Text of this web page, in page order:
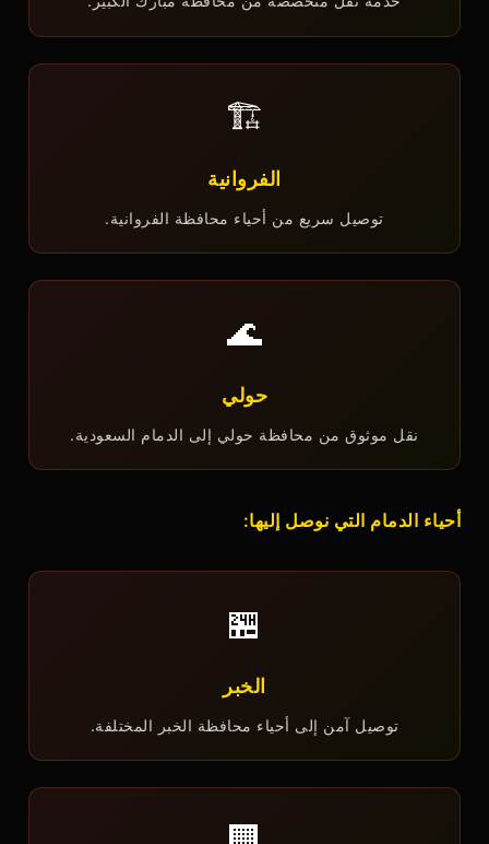
🏗️
الفروانية
توصيل سريع من أحياء محافظة الفروانية.
🌊
حولي
نقل موثوق من محافظة حولي إلى الدمام السعودية.
أحياء الدمام التي نوصل إليها:
🏪
الخبر
توصيل آمن إلى أحياء محافظة الخبر المختلفة.